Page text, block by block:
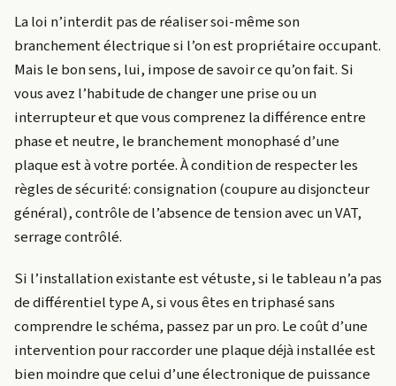
La loi n’interdit pas de réaliser soi-même son
branchement électrique si l’on est propriétaire occupant.
Mais le bon sens, lui, impose de savoir ce qu’on fait. Si
vous avez l’habitude de changer une prise ou un
interrupteur et que vous comprenez la différence entre
phase et neutre, le branchement monophasé d’une
plaque est à votre portée. À condition de respecter les
règles de sécurité: consignation (coupure au disjoncteur
général), contrôle de l’absence de tension avec un VAT,
serrage contrôlé.
Si l’installation existante est vétuste, si le tableau n’a pas
de différentiel type A, si vous êtes en triphasé sans
comprendre le schéma, passez par un pro. Le coût d’une
intervention pour raccorder une plaque déjà installée est
bien moindre que celui d’une électronique de puissance